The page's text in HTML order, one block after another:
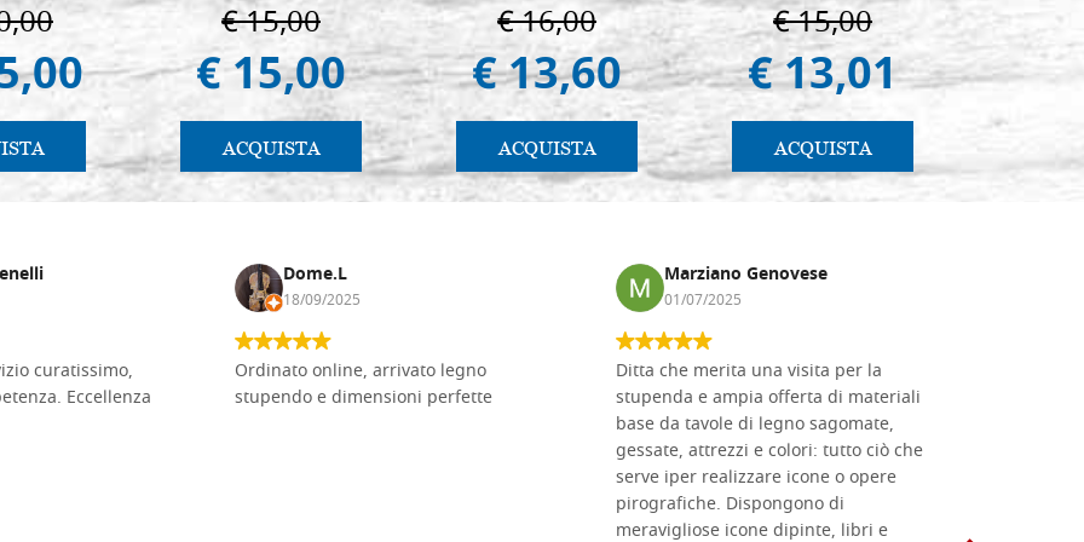
€ 15,00
€ 15,00
ACQUISTA
€ 16,00
€ 13,60
ACQUISTA
Vladimir e Suzdal
(libro-cal. 2019)
€ 15,00
€ 13,01
ACQUISTA
€
curatissimo,
Eccellenza
Dome.L
18/09/2025
Ordinato online, arrivato legno
stupendo e dimensioni perfette
Marziano Genovese
01/07/2025
Ditta che merita una visita per la
stupenda e ampia offerta di materiali
base da tavole di legno sagomate,
gessate, attrezzi e colori: tutto ciò che
serve iper realizzare icone o opere
pirografiche. Dispongono di
meravigliose icone dipinte, libri e